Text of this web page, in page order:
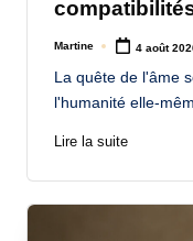
Posted
Martine 4 août
La quête de l'âme
l'humanité elle-
Lire la suite